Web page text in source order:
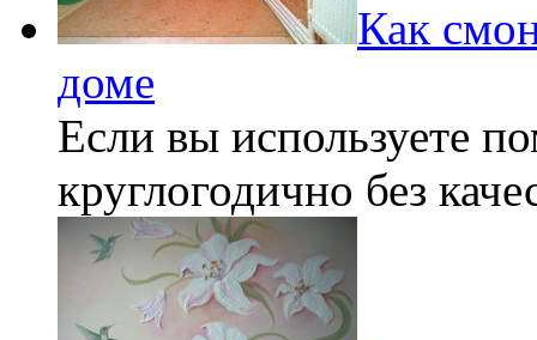
Как
доме
Если вы используете
круглогодично без